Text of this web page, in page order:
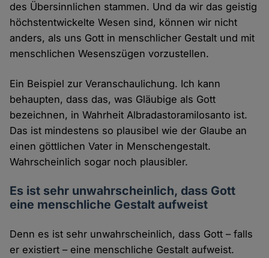
des Übersinnlichen stammen. Und da wir das geistig
höchstentwickelte Wesen sind, können wir nicht
anders, als uns Gott in menschlicher Gestalt und mit
menschlichen Wesenszügen vorzustellen.
Ein Beispiel zur Veranschaulichung. Ich kann
behaupten, dass das, was Gläubige als Gott
bezeichnen, in Wahrheit Albradastoramilosanto ist.
Das ist mindestens so plausibel wie der Glaube an
einen göttlichen Vater in Menschengestalt.
Wahrscheinlich sogar noch plausibler.
Es ist sehr unwahrscheinlich, dass Gott
eine menschliche Gestalt aufweist
Denn es ist sehr unwahrscheinlich, dass Gott – falls
er existiert – eine menschliche Gestalt aufweist.